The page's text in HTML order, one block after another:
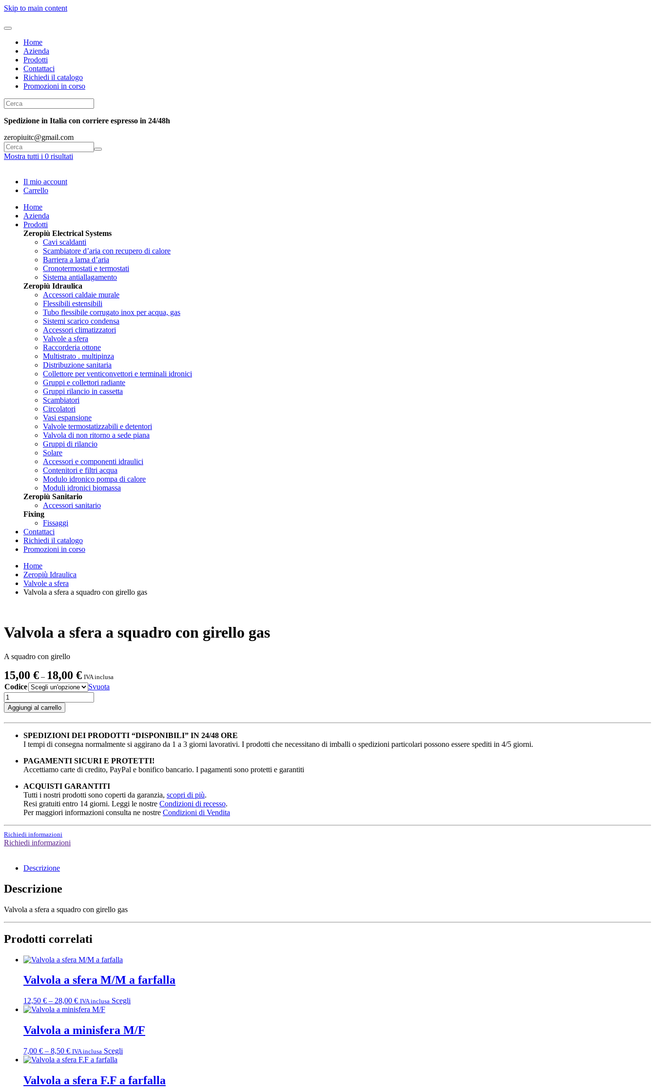
Skip to main content
Home
Azienda
Prodotti
Contattaci
Richiedi il catalogo
Promozioni in corso
Spedizione in Italia con corriere espresso in 24/48h
zeropiuitc@gmail.com
Mostra tutti i 0 risultati
Il mio account
Carrello
Home
Azienda
Prodotti
Zeropiù Electrical Systems
Cavi scaldanti
Scambiatore d’aria con recupero di calore
Barriera a lama d’aria
Cronotermostati e termostati
Sistema antiallagamento
Zeropiù Idraulica
Accessori caldaie murale
Flessibili estensibili
Tubo flessibile corrugato inox per acqua, gas
Sistemi scarico condensa
Accessori climatizzatori
Valvole a sfera
Raccorderia ottone
Multistrato . multipinza
Distribuzione sanitaria
Collettore per venticonvettori e terminali idronici
Gruppi e collettori radiante
Gruppi rilancio in cassetta
Scambiatori
Circolatori
Vasi espansione
Valvole termostatizzabili e detentori
Valvola di non ritorno a sede piana
Gruppi di rilancio
Solare
Accessori e componenti idraulici
Contenitori e filtri acqua
Modulo idronico pompa di calore
Moduli idronici biomassa
Zeropiù Sanitario
Accessori sanitario
Fixing
Fissaggi
Contattaci
Richiedi il catalogo
Promozioni in corso
Home
Zeropiù Idraulica
Valvole a sfera
Valvola a sfera a squadro con girello gas
Valvola a sfera a squadro con girello gas
A squadro con girello
15,00 € – 18,00 €Fascia
di
prezzo:
18,00 €
IVA inclusa
Codice
Svuota
Valvola
a
sfera
a
squadro
quantità
Aggiungi al carrello
SPEDIZIONI DEI PRODOTTI “DISPONIBILI” IN 24/48 ORE
I tempi di consegna normalmente si aggirano da 1 a 3 giorni lavorativi. I prodotti che necessitano di imballi o spedizioni particolari possono essere spediti in 4/5 giorni.
PAGAMENTI SICURI E PROTETTI!
Accettiamo carte di credito, PayPal e bonifico bancario. I pagamenti sono protetti e garantiti
ACQUISTI GARANTITI
Tutti i nostri prodotti sono coperti da garanzia, scopri di più.
Resi gratuiti entro 14 giorni. Leggi le nostre Condizioni di recesso.
Per maggiori informazioni consulta ne nostre Condizioni di Vendita
Richiedi informazioni
Richiedi informazioni
Descrizione
Descrizione
Valvola a sfera a squadro con girello gas
Prodotti correlati
Valvola a sfera M/M a farfalla
12,50 € – 28,00 €Fascia
di
da
12,50 €
28,00 €
IVA inclusa Scegli
più
varianti.
scelte
nella
Valvola a minisfera M/F
7,00 € – 8,50 €Fascia
di
7,00 €
IVA inclusa Scegli
più
varianti.
Valvola a sfera F.F a farfalla